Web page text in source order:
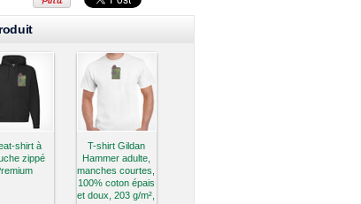
shirt à
zippé
T-shirt Gildan
Hammer adulte,
manches courtes,
100% coton épais
et doux, 203 g/m²,